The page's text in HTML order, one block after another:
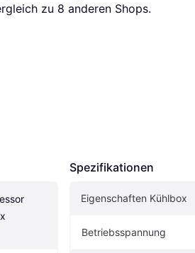
zu 8 anderen Shops.
Spezifikationen
Eigenschaften Kühlbox
Betriebsspannung